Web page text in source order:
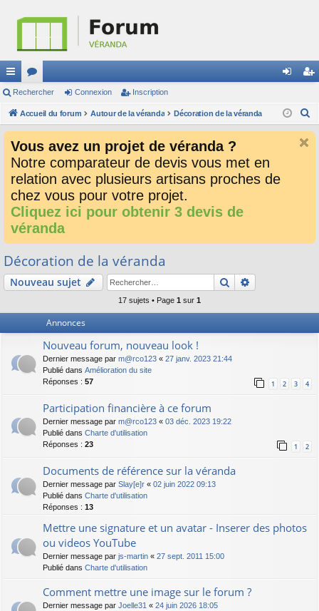
ac
co
ci
or
u
s
ne cri
Rechercher Connexion Inscription
Accueil du forum Autour de la véranda Décoration de la véranda
Vous avez un projet de véranda ?
Notre comparateur de devis vous met en
relation avec plusieurs artisans proches de
chez vous pour votre projet.
Cliquez ici pour obtenir 3 devis de
véranda
Décoration de la véranda
Nouveau sujet Rechercher
17 sujets • Page 1 sur 1
Annonces
Nouveau forum, nouveau look !
Dernier message par m@rco123 « 27 janv. 2023 21:44
Publié dans Amélioration du site
Réponses : 57 1 2 3 4
Participation financière à ce forum
Dernier message par m@rco123 « 03 déc. 2023 19:22
Publié dans Charte d'utilisation
Réponses : 23 1 2
Documents de référence sur la véranda
Dernier message par Slay[e]r « 02 juin 2022 09:13
Publié dans Charte d'utilisation
Réponses : 13
Mettre une signature et un avatar - Inserer des photos
ou videos YouTube
Dernier message par js-martin « 27 sept. 2011 15:00
Publié dans Charte d'utilisation
Comment mettre une image sur le forum ?
Dernier message par Joelle31 « 24 juin 2026 18:05